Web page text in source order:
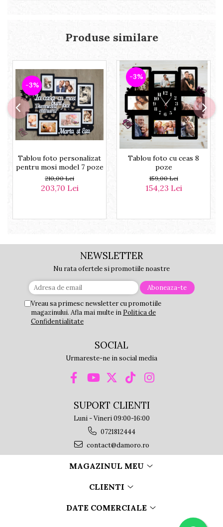
Produse similare
-3%
Tablou foto personalizat
pentru mosi model 7 poze
210,00 Lei
203,70 Lei
-3%
Tablou foto cu ceas 8
poze
159,00 Lei
154,23 Lei
NEWSLETTER
Nu rata ofertele si promotiile noastre
Vreau sa primesc newsletter cu promotiile
magazinului. Afla mai multe in Politica de
Confidentialitate
SOCIAL
Urmareste-ne in social media
SUPORT CLIENTI
Luni - Vineri 09:00-16:00
0721812444
contact@damoro.ro
MAGAZINUL MEU
CLIENTI
DATE COMERCIALE